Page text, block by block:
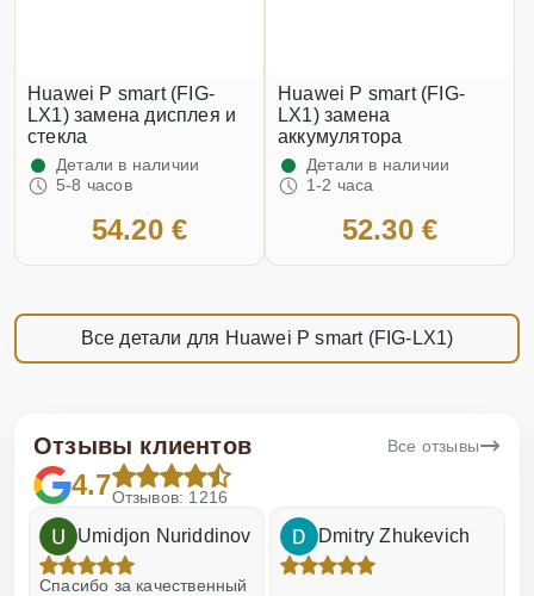
Huawei P smart (FIG-
LX1) замена дисплея и
стекла
Детали в наличии
5-8 часов
54.20 €
Huawei P smart (FIG-
LX1) замена
аккумулятора
Детали в наличии
1-2 часа
52.30 €
Все детали для Huawei P smart (FIG-LX1)
Отзывы клиентов Все отзывы
4.7Отзывов: 1216
Umidjon Nuriddinov
Спасибо за качественный
Dmitry Zhukevich